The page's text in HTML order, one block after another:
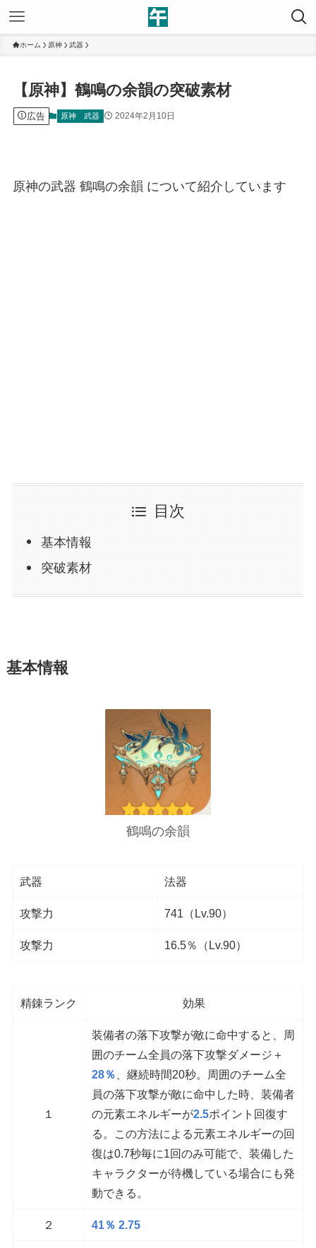
ホーム 原神 武器
【原神】鶴鳴の余韻の突破素材
広告 原神 武器 2024年2月10日
原神の武器 鶴鳴の余韻 について紹介しています
目次
基本情報
突破素材
基本情報
鶴鳴の余韻
武器 法器
攻撃力 741（Lv.90）
攻撃力 16.5％（Lv.90）
精錬ランク 効果
１
装備者の落下攻撃が敵に命中すると、周
囲のチーム全員の落下攻撃ダメージ＋
28％
、継続時間20秒。周囲のチーム全
員の落下攻撃が敵に命中した時、装備者
の元素エネルギーが2.5ポイント回復す
る。この方法による元素エネルギーの回
復は0.7秒毎に1回のみ可能で、装備した
キャラクターが待機している場合にも発
動できる。
２ 41％ 2.75